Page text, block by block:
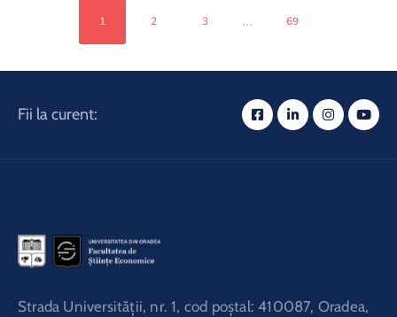
1 2 3 ... 69
Fii la curent:
Strada Universităţii, nr. 1, cod poştal: 410087, Oradea,